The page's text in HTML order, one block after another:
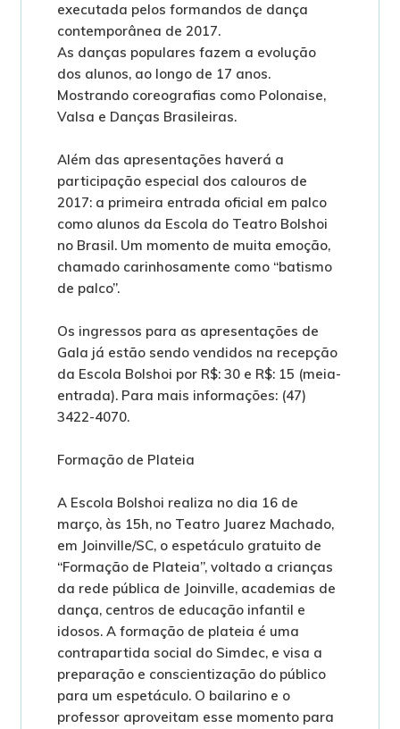
executada pelos formandos de dança
contemporânea de 2017.
As danças populares fazem a evolução
dos alunos, ao longo de 17 anos.
Mostrando coreografias como Polonaise,
Valsa e Danças Brasileiras.
Além das apresentações haverá a
participação especial dos calouros de
2017: a primeira entrada oficial em palco
como alunos da Escola do Teatro Bolshoi
no Brasil. Um momento de muita emoção,
chamado carinhosamente como “batismo
de palco”.
Os ingressos para as apresentações de
Gala já estão sendo vendidos na recepção
da Escola Bolshoi por R$: 30 e R$: 15 (meia-
entrada). Para mais informações: (47)
3422-4070.
Formação de Plateia
A Escola Bolshoi realiza no dia 16 de
março, às 15h, no Teatro Juarez Machado,
em Joinville/SC, o espetáculo gratuito de
“Formação de Plateia”, voltado a crianças
da rede pública de Joinville, academias de
dança, centros de educação infantil e
idosos. A formação de plateia é uma
contrapartida social do Simdec, e visa a
preparação e conscientização do público
para um espetáculo. O bailarino e o
professor aproveitam esse momento para